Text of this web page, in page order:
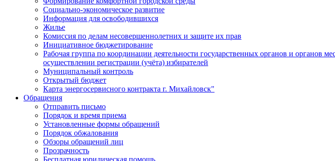
Социально-экономическое развитие
Информация для освободившихся
Жилье
Комиссия по делам несовершеннолетних и защите их прав
Инициативное бюджетирование
Рабочая группа по координации деятельности государственных органов и органов
осуществлении регистрации (учёта) избирателей
Муниципальный контроль
Открытый бюджет
Карта энергосервисного контракта г. Михайловск"
Обращения
Отправить письмо
Порядок и время приема
Установленные формы обращений
Порядок обжалования
Обзоры обращений лиц
Прозрачность